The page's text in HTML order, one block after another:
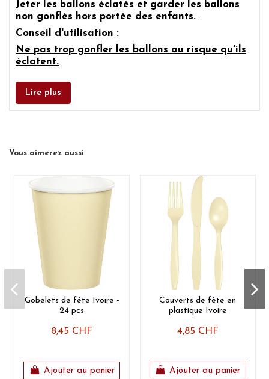
Jeter les ballons éclatés et garder les ballons
non gonflés hors portée des enfants.
Conseil d'utilisation :
Ne pas trop gonfler les ballons au risque qu'ils
éclatent.
Lire plus
Vous aimerez aussi
Gobelets de fête Ivoire -
24 pcs
8,45 CHF
Ajouter au panier
Couverts de fête en
plastique Ivoire
4,85 CHF
Ajouter au panier